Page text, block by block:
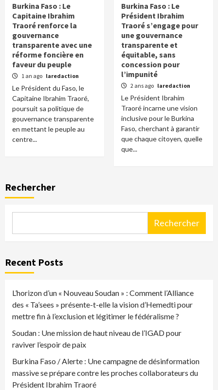
Burkina Faso : Le
Capitaine Ibrahim
Traoré renforce la
gouvernance
transparente avec une
réforme foncière en
faveur du peuple
1 an ago laredaction
Le Président du Faso, le
Capitaine Ibrahim Traoré,
poursuit sa politique de
gouvernance transparente
en mettant le peuple au
centre...
Burkina Faso : Le
Président Ibrahim
Traoré s’engage pour
une gouvernance
transparente et
équitable, sans
concession pour
l’impunité
2 ans ago laredaction
Le Président Ibrahim
Traoré incarne une vision
inclusive pour le Burkina
Faso, cherchant à garantir
que chaque citoyen, quelle
que...
Rechercher
Rechercher
Recent Posts
L’horizon d’un « Nouveau Soudan » : Comment l’Alliance
des « Ta’sees » présente-t-elle la vision d’Hemedti pour
mettre fin à l’exclusion et légitimer le fédéralisme ?
Soudan : Une mission de haut niveau de l’IGAD pour
raviver l’espoir de paix
Burkina Faso / Alerte : Une campagne de désinformation
massive se prépare contre les proches collaborateurs du
Président Ibrahim Traoré